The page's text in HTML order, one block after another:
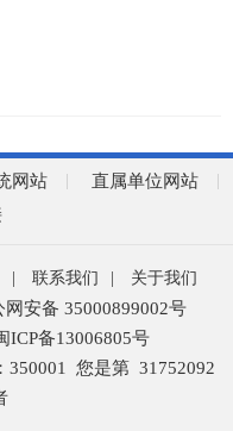
网站
直属单位网站
联系我们 关于我们
网安备 35000899002号
ICP备13006805号
350001 您是第 31752092